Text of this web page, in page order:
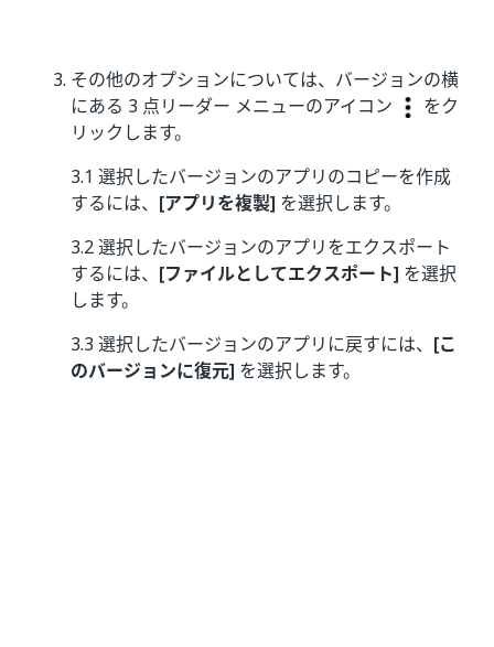
その他のオプションについては、バージョンの横
にある 3 点リーダー メニューのアイコン
をク
リックします。
3.1 選択したバージョンのアプリのコピーを作成
するには、 [アプリを複製] を選択します。
3.2 選択したバージョンのアプリをエクスポート
するには、 [ファイルとしてエクスポート] を選択
します。
3.3 選択したバージョンのアプリに戻すには、 [こ
のバージョンに復元] を選択します。